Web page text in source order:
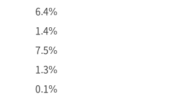
6.4%
1.4%
7.5%
1.3%
0.1%